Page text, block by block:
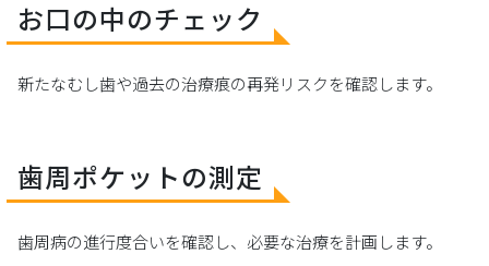
お口の中のチェック
新たなむし歯や過去の治療痕の再発リスクを確認します。
歯周ポケットの測定
歯周病の進行度合いを確認し、必要な治療を計画します。